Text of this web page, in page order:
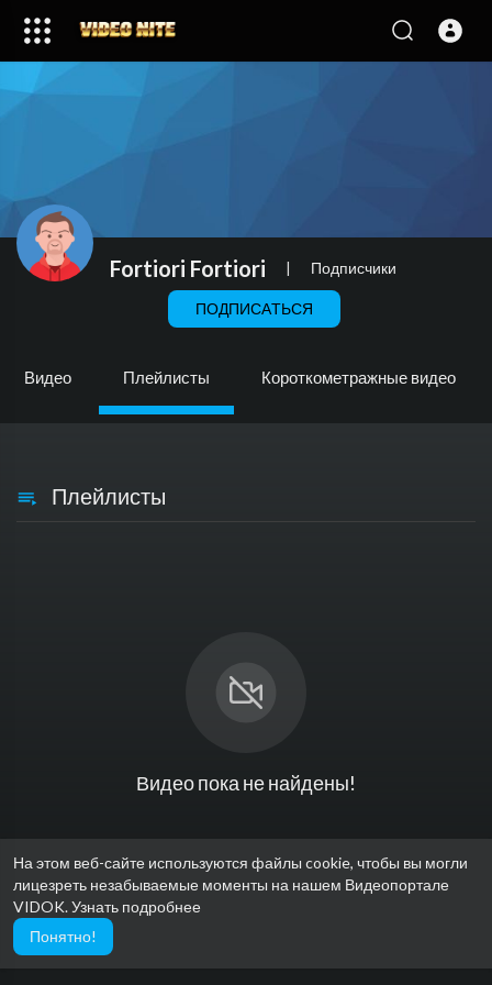
На этом веб-сайте используются файлы cookie, чтобы вы могли
лицезреть незабываемые моменты на нашем Видеопортале
VIDOK.Узнать подробнее
Понятно!
Fortiori Fortiori | Подписчики
ПОДПИСАТЬСЯ
Видео Плейлисты Короткометражные видео
Плейлисты
Видео пока не найдены!